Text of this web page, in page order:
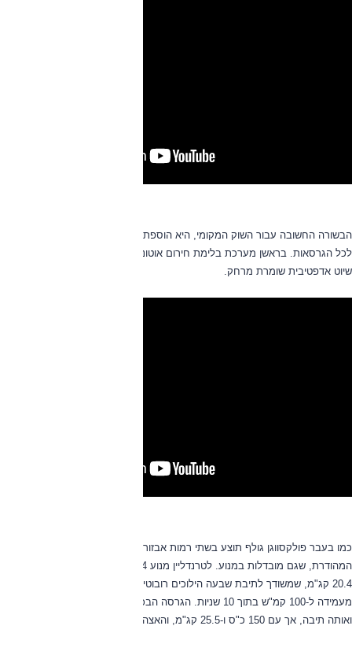
הבשורה החשובה עבור השוק המקומי, היא הוספת מערכות הבטיחות המתקדמות
לכל הגרסאות. בראשן מערכת בלימת חירום אוטונומית (בלימה והתרעה), ובקרת
שיוט אדפטיבית שומרת מרחק.
כמו בעבר פולקסווגן גולף תוצע בשתי רמות אבזור, טרנדליין הבסיסית וקומפורטליין
20.4 קג"מ, שמשודך לתיבת שבעה הילוכים רובוטית דו-מצמדית. היא מאיצה
מעמידה ל-100 קמ"ש בתוך 10 שניות. הגרסה הבכירה מצוידת במנוע באותו נפח
ואותה תיבה, אך עם 150 כ"ס ו-25.5 קג"מ, והאצה ל-100 בתוך 8.2 שניות.